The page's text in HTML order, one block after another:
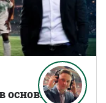
основному